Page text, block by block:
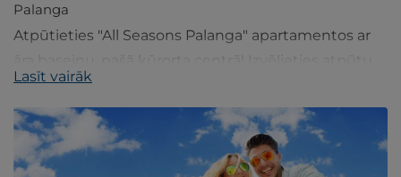
Palanga
Atpūtieties "All Seasons Palanga" apartamentos ar
āra baseinu, pašā kūrorta centrā! Izvēlieties atpūtu
DIVIEM vai ĢIMENEI renovētos dzīvokļos.
Lasīt vairāk